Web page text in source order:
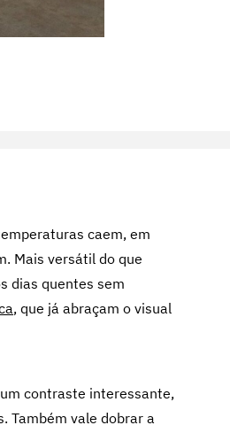
caem, em
Mais versátil do que
dias quentes sem
, que já abraçam o visual
contraste interessante,
Também vale dobrar a